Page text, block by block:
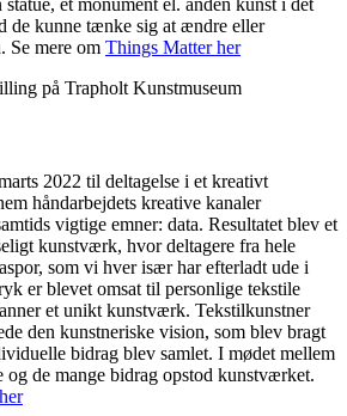
et monument el. anden kunst i det
de kunne tænke sig at ændre eller
Se mere om Things Matter her
2022 til deltagelse i et kreativt
håndarbejdets kreative kanaler
vigtige emner: data. Resultatet blev et
kunstværk, hvor deltagere fra hele
som vi hver især har efterladt ude i
er blevet omsat til personlige tekstile
et unikt kunstværk. Tekstilkunstner
den kunstneriske vision, som blev bragt
bidrag blev samlet. I mødet mellem
og de mange bidrag opstod kunstværket.